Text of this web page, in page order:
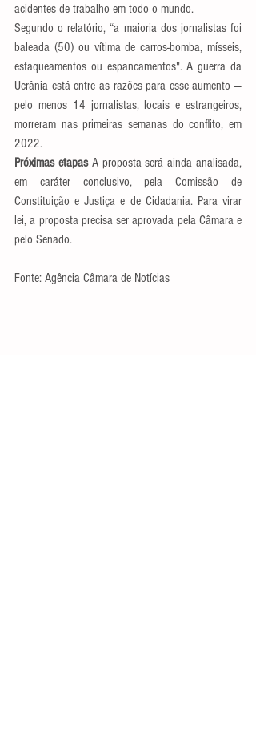
acidentes de trabalho em todo o mundo.
Segundo o relatório, “a maioria dos jornalistas foi
baleada (50) ou vítima de carros-bomba, mísseis,
esfaqueamentos ou espancamentos". A guerra da
Ucrânia está entre as razões para esse aumento —
pelo menos 14 jornalistas, locais e estrangeiros,
morreram nas primeiras semanas do conflito, em
2022.
Próximas etapas A proposta será ainda analisada,
em caráter conclusivo, pela Comissão de
Constituição e Justiça e de Cidadania. Para virar
lei, a proposta precisa ser aprovada pela Câmara e
pelo Senado.
Fonte: Agência Câmara de Notícias